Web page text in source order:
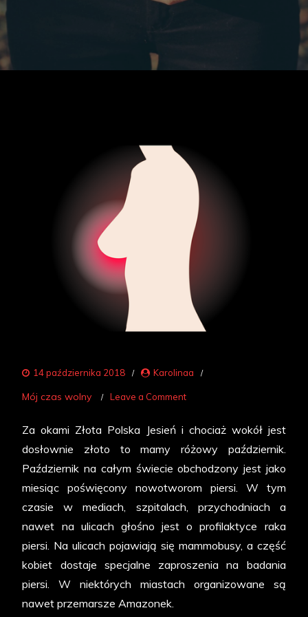
14 października 2018 Karolinaa
Mój czas wolny Leave a Commenton
październik
–
miesiąc
profilaktyki
raka
piersi
Za okami Złota Polska Jesień i chociaż wokół jest
dosłownie złoto to mamy różowy październik.
Październik na całym świecie obchodzony jest jako
miesiąc poświęcony nowotworom piersi. W tym
czasie w mediach, szpitalach, przychodniach a
nawet na ulicach głośno jest o profilaktyce raka
piersi. Na ulicach pojawiają się mammobusy, a część
kobiet dostaje specjalne zaproszenia na badania
piersi. W niektórych miastach organizowane są
nawet przemarsze Amazonek.